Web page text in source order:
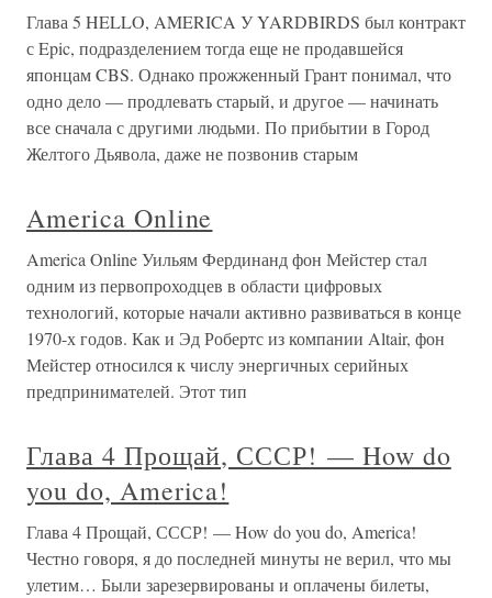
Глава 5 HELLO, AMERICA У YARDBIRDS был контракт
с Epic, подразделением тогда еще не продавшейся
японцам CBS. Однако прожженный Грант понимал, что
одно дело — продлевать старый, и другое — начинать
все сначала с другими людьми. По прибытии в Город
Желтого Дьявола, даже не позвонив старым
America Online
America Online Уильям Фердинанд фон Мейстер стал
одним из первопроходцев в области цифровых
технологий, которые начали активно развиваться в конце
1970-х годов. Как и Эд Робертс из компании Altair, фон
Мейстер относился к числу энергичных серийных
предпринимателей. Этот тип
Глава 4 Прощай, СССР! — How do
you do, America!
Глава 4 Прощай, СССР! — How do you do, America!
Честно говоря, я до последней минуты не верил, что мы
улетим… Были зарезервированы и оплачены билеты,